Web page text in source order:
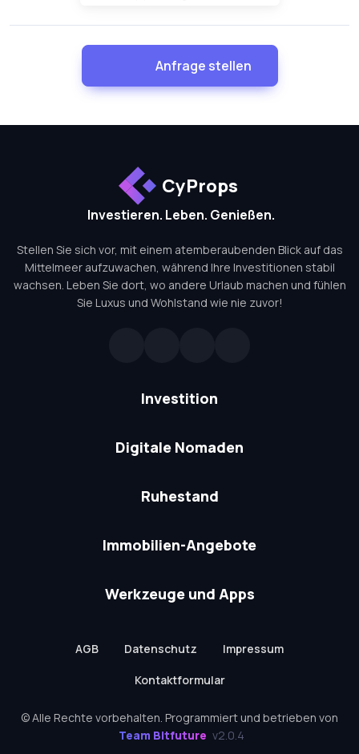
Anfrage stellen
CyProps
Investieren. Leben. Genießen.
Stellen Sie sich vor, mit einem atemberaubenden Blick auf das
Mittelmeer aufzuwachen, während Ihre Investitionen stabil
wachsen. Leben Sie dort, wo andere Urlaub machen und fühlen
Sie Luxus und Wohlstand wie nie zuvor!
Investition
Digitale Nomaden
Ruhestand
Immobilien-Angebote
Werkzeuge und Apps
AGB Datenschutz Impressum
Kontaktformular
© Alle Rechte vorbehalten. Programmiert und betrieben von
Team Bitfuture v2.0.4